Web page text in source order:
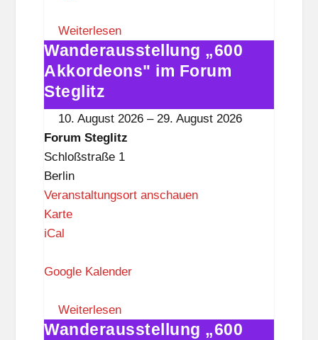
S
t
e
g
l
i
t
z
Weiterlesen
Wanderausstellung
„600
Akkordeons"
im
Forum
Steglitz
Wanderausstellung „600
Akkordeons" im Forum
Steglitz
10. August 2026 –29. August 2026
Forum Steglitz
Schloßstraße 1
Berlin
Veranstaltungsort anschauen
KarteF
u
S
t
iCal
Google Kalender
Weiterlesen
Wanderausstellung
Wanderausstellung „600